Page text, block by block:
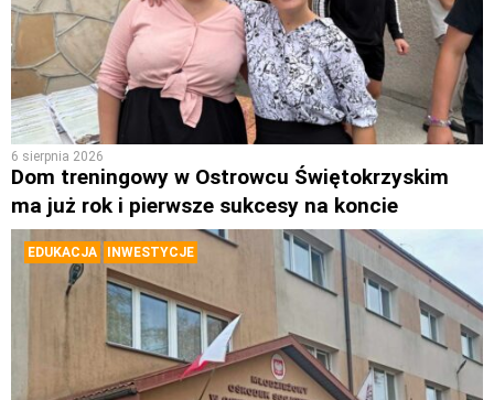
6 sierpnia 2026
Dom treningowy w Ostrowcu Świętokrzyskim
ma już rok i pierwsze sukcesy na koncie
EDUKACJA INWESTYCJE